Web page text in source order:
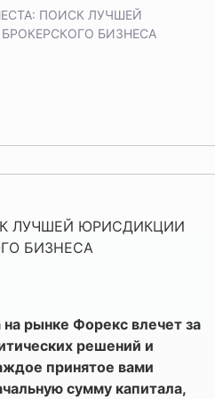
ПОИСК ЛУЧШЕЙ
БИЗНЕСА
ЛУЧШЕЙ ЮРИСДИКЦИИ
БИЗНЕСА
рынке Форекс влечет за
решений и
принятое вами
сумму капитала,